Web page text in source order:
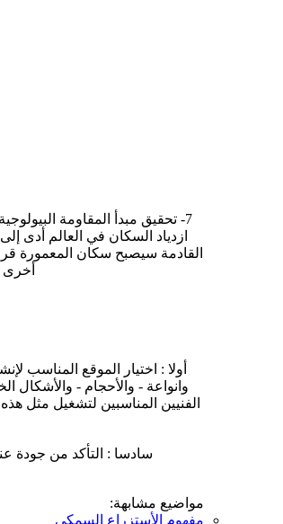
ازدياد السكان في العالم أدى
أخرى
أولا : اختيار الموقع المناسب
وانواعة - والأحجام -
الفنيين المناسبين لتشغيل مثل
سادسا : التأكد من جودة عناصر تشغيل المشروع
مواضيع مشابهة:
مفهوم الأستزراع السمكي